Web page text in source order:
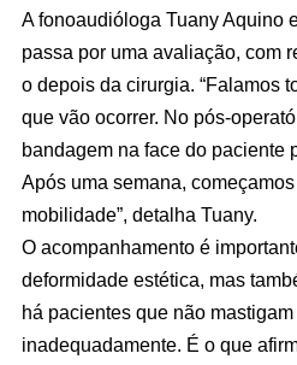
A fonoaudióloga Tuany Aquino
passa por uma avaliação, com
o depois da cirurgia. “Falamos
que vão ocorrer. No pós-
bandagem na face do paciente
Após uma semana,
mobilidade”, detalha Tuany.
O acompanhamento é
deformidade estética, mas
há pacientes que não
inadequadamente. É o que